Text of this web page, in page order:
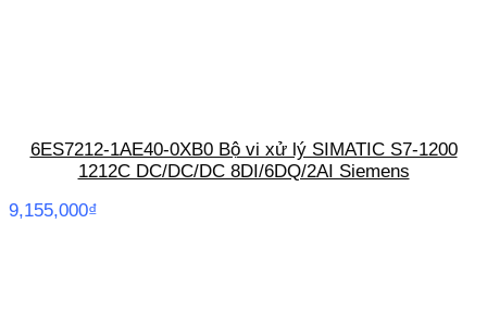
6ES7212-1AE40-0XB0 Bộ vi xử lý SIMATIC S7-1200
1212C DC/DC/DC 8DI/6DQ/2AI Siemens
9,155,000₫